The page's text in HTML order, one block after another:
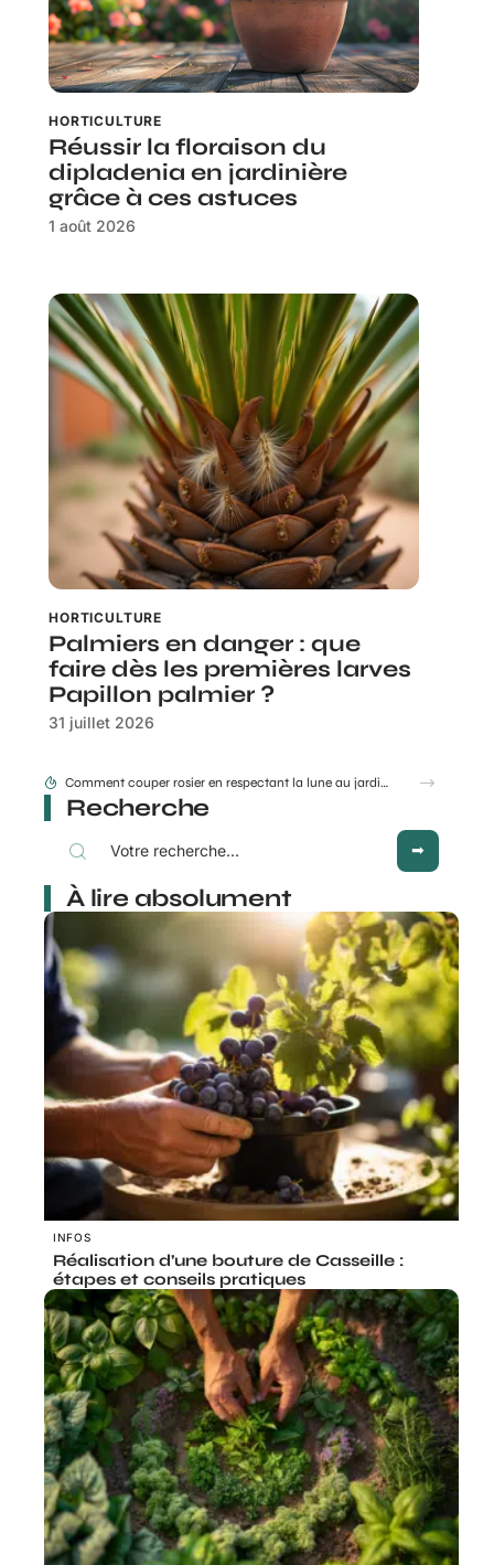
HORTICULTURE
Réussir la floraison du
dipladenia en jardinière
grâce à ces astuces
1 août 2026
HORTICULTURE
Palmiers en danger : que
faire dès les premières larves
Papillon palmier ?
31 juillet 2026
Réussir la floraison du dipladenia en jardinière grâce à ces astuces
Recherche
À lire absolument
INFOS
Réalisation d’une bouture de Casseille :
étapes et conseils pratiques